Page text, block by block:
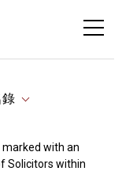
with an
Solicitors within